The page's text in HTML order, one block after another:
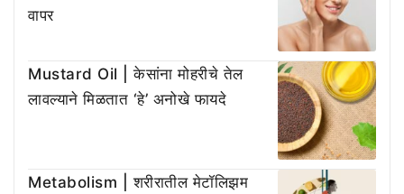
वापर
Mustard Oil | केसांना मोहरीचे तेल
लावल्याने मिळतात ‘हे’ अनोखे फायदे
Metabolism | शरीरातील मेटॉलिझम